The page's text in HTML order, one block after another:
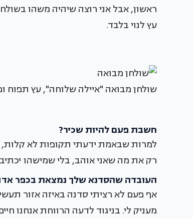
ראשון, אבל אני רוצה שיהיה משהו
עץ לנוי בלבד.
שולחן מבואה "איילה שלוחה", עץ תפוח
חשבת פעם להיות שכיר?
למרות שבאמת ידעתי תקופות לא
רק את מה שאני אוהב, בלי שמישהו
העובדה שהסדנא שלך נמצאת בכפר
אף פעם לא רציתי סדנה באיזה אזור
מעניק לי. בניגוד לדעה הרווחת אנחנו